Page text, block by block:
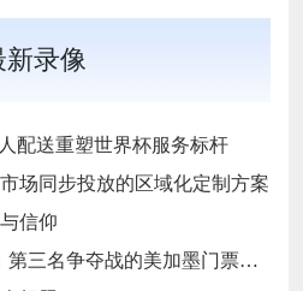
新录像
配送重塑世界杯服务标杆
场同步投放的区域化定制方案
信仰
名争夺战的美加墨门票生死局”